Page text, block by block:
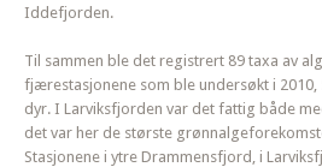
Iddefjorden.
Til sammen ble det registrert 89 taxa av
fjærestasjonene som ble undersøkt i 2010,
dyr. I Larviksfjorden var det fattig både
det var her de største
Stasjonene i ytre Drammensfjord, i